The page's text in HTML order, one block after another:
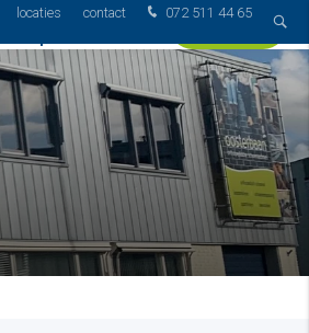
072 511 44 65
locaties contact
Voorbereiden op
Contact